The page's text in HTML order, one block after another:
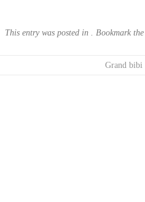
This entry was posted in . Bookmark the
Grand bibi